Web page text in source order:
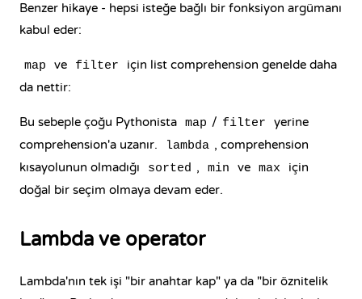
Benzer hikaye - hepsi isteğe bağlı bir fonksiyon argümanı
kabul eder:
map ve filter
için list comprehension genelde daha
da nettir:
Bu sebeple çoğu Pythonista map / filter
yerine
comprehension'a uzanır.
lambda , comprehension
kısayolunun olmadığı
sorted , min ve max
için
doğal bir seçim olmaya devam eder.
Lambda ve operator
Lambda'nın tek işi "bir anahtar kap" ya da "bir öznitelik